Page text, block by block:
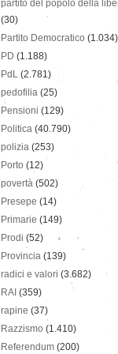
partito del popolo della
(30)
Partito Democratico (1.034)
PD (1.188)
PdL (2.781)
pedofilia (25)
Pensioni (129)
Politica (40.790)
polizia (253)
Porto (12)
povertà (502)
Presepe (14)
Primarie (149)
Prodi (52)
Provincia (139)
radici e valori (3.682)
RAI (359)
rapine (37)
Razzismo (1.410)
Referendum (200)